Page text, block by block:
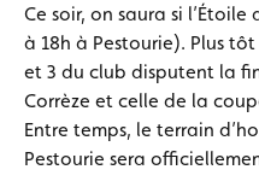
Ce soir, on saura si
à 18h à Pestourie). Plus
et 3 du club disputent la
Corrèze et celle de la
Entre temps, le terrain
Pestourie sera